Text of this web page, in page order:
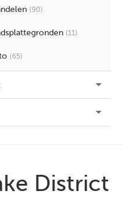
(90)
(11)
(65)
District